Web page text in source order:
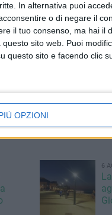
In alternativa puoi
o di negare il
il tuo consenso, ma hai
sito web. Puoi
questo sito e facendo clic
OPZIONI
normativo, si
di crisi aziendale
elusivi degli
pieno coinvolgimento
finalizzate a
rete commerciale
6